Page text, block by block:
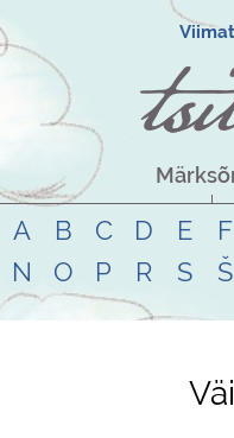
A B C D E F
N
O P R S Š
Tsitaadid